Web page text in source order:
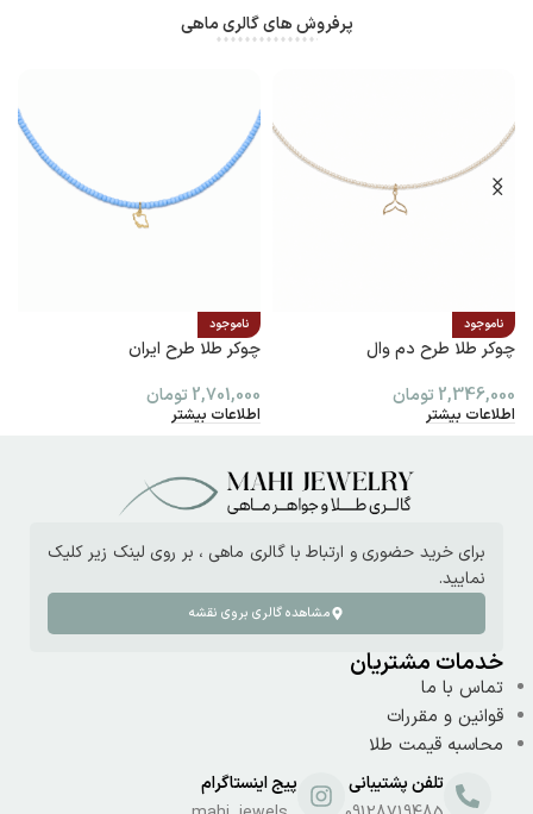
پرفروش های گالری ماهی
ناموجود
چوکر طلا طرح دم وال
2,346,000 تومان
اطلاعات بیشتر
ناموجود
چوکر طلا طرح ایران
2,701,000 تومان
اطلاعات بیشتر
برای خرید حضوری و ارتباط با گالری ماهی ، بر روی لینک زیر کلیک
نمایید.
مشاهده گالری بروی نقشه
خدمات مشتریان
تماس با ما
قوانین و مقررات
محاسبه قیمت طلا
تلفن پشتیبانی
پیج اینستاگرام